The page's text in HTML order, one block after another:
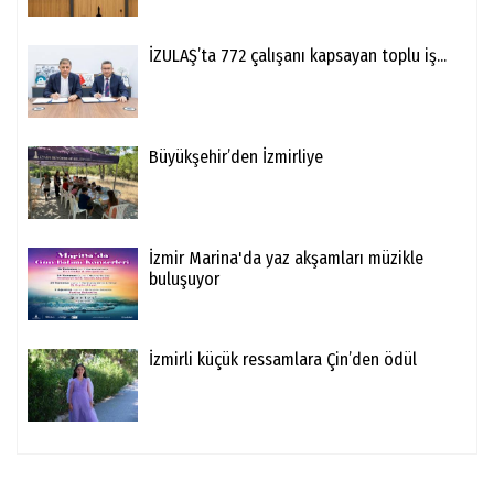
İZULAŞ’ta 772 çalışanı kapsayan toplu iş...
Büyükşehir’den İzmirliye
İzmir Marina'da yaz akşamları müzikle
buluşuyor
İzmirli küçük ressamlara Çin’den ödül